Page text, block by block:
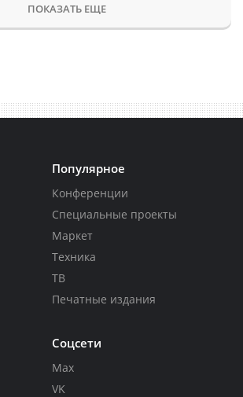
ПОКАЗАТЬ ЕЩЕ
Популярное
Конференции
Специальные проекты
Маркет
Техника
ТВ
Печатные издания
Соцсети
Max
VK